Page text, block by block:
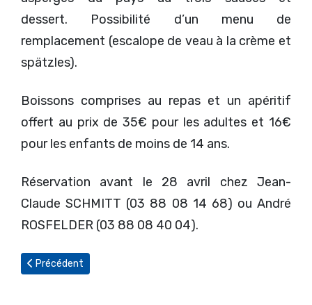
dessert. Possibilité d’un menu de
remplacement (escalope de veau à la crème et
spätzles).
Boissons comprises au repas et un apéritif
offert au prix de 35€ pour les adultes et 16€
pour les enfants de moins de 14 ans.
Réservation avant le 28 avril chez Jean-
Claude SCHMITT (03 88 08 14 68) ou André
ROSFELDER (03 88 08 40 04).
Article précédent : « Loss d'finger e wag vun de politik »
Précédent